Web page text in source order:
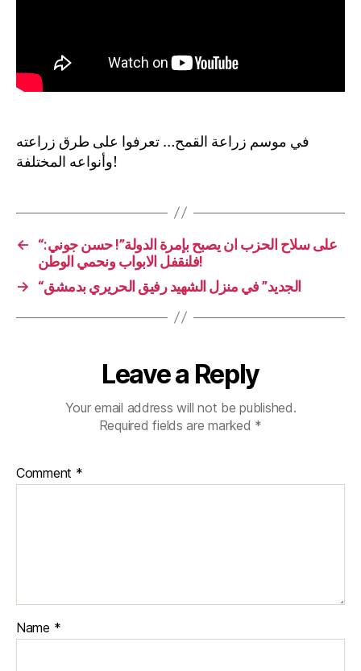
في موسم زراعة القمح… تعرفوا على طرق زراعته
وأنواعه المختلفة!
←
“على سلاح الحزب ان يصبح بإمرة الدولة”! حسن جوني:
فلنقفل الابواب ونحمي الوطن!
→
“الجديد” في منزل الشهيد رفيق الحريري بدمشق
Leave a Reply
Your email address will not be published.
Required fields are marked *
Comment *
Name *